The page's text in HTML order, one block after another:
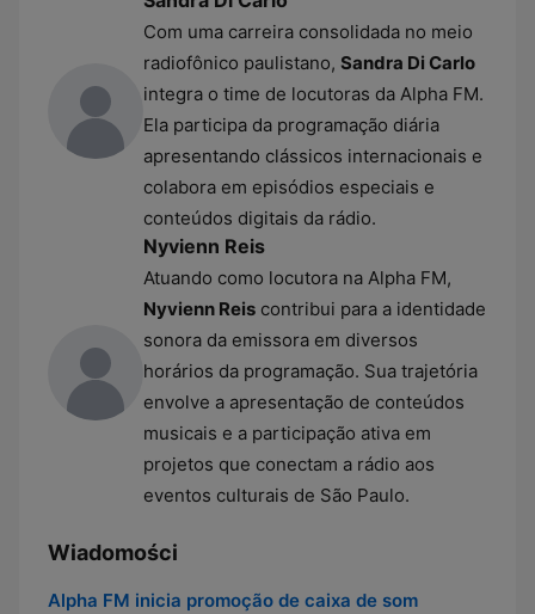
Com uma carreira consolidada no meio
radiofônico paulistano, Sandra Di Carlo
integra o time de locutoras da Alpha FM.
Ela participa da programação diária
apresentando clássicos internacionais e
colabora em episódios especiais e
conteúdos digitais da rádio.
Nyvienn Reis
Atuando como locutora na Alpha FM,
Nyvienn Reis contribui para a identidade
sonora da emissora em diversos
horários da programação. Sua trajetória
envolve a apresentação de conteúdos
musicais e a participação ativa em
projetos que conectam a rádio aos
eventos culturais de São Paulo.
Wiadomości
Alpha FM inicia promoção de caixa de som